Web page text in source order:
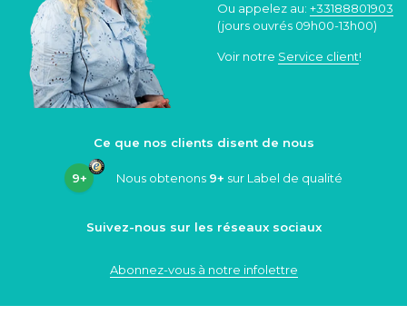
Ou appelez au: +33188801903
(jours ouvrés 09h00-13h00)
Voir notre Service client!
Ce que nos clients disent de nous
9+ Nous obtenons 9+ sur Label de qualité
Suivez-nous sur les réseaux sociaux
Abonnez-vous à notre infolettre